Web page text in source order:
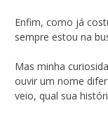
Enfim, como já
sempre estou na
Mas minha
ouvir um nome
veio, qual sua